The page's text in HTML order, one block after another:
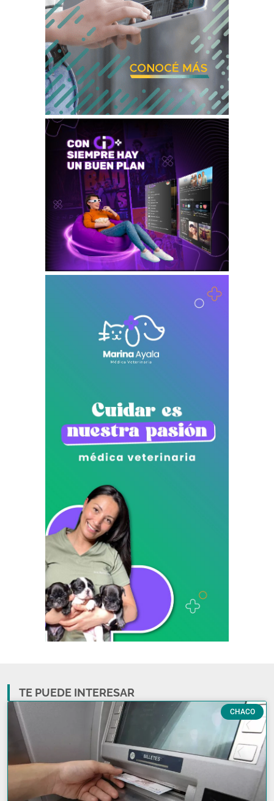
TE PUEDE INTERESAR
CHACO